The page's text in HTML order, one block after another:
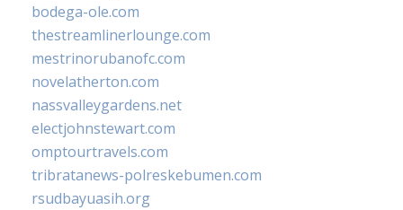
bodega-ole.com
thestreamlinerlounge.com
mestrinorubanofc.com
novelatherton.com
nassvalleygardens.net
electjohnstewart.com
omptourtravels.com
tribratanews-polreskebumen.com
rsudbayuasih.org